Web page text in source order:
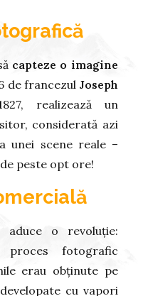
capteze o imagine
de francezul Joseph
realizează un
considerată azi
unei scene reale –
peste opt ore!
aduce o revoluție:
fotografic
erau obținute pe
cu vapori